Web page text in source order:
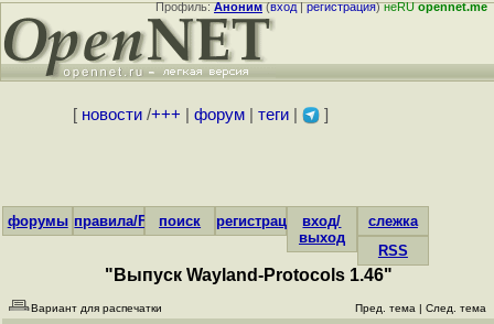
Профиль:Аноним(вход|регистрация)неRUopennet.me
[ новости/+++ форум| теги| ]
форумы правила/FAQпоиск регистрациявход/
выход
слежка
RSS
"Выпуск Wayland-Protocols 1.46"
Вариант для распечатки Пред. тема | След. тема